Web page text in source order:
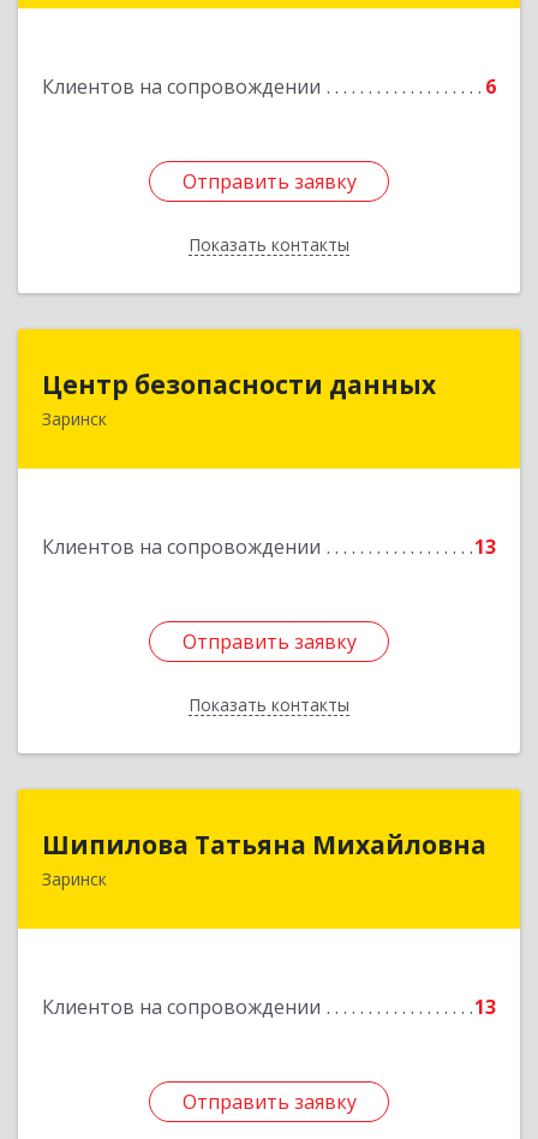
Клиентов на сопровождении 6
Отправить заявку
Показать контакты
Отправить заявку
Назад
Центр безопасности данных
Заринск
Клиентов на сопровождении 13
Отправить заявку
Показать контакты
Центр безопасности данных
659100, Алтайский край, Заринск г, Таратынова
Отправить заявку
Назад
Шипилова Татьяна Михайловна
Заринск
Клиентов на сопровождении 13
Отправить заявку
Шипилова Татьяна Михайловна
Отправить заявку